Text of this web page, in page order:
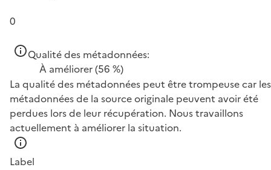
0
Qualité des métadonnées:
À améliorer(56 %)
La qualité des métadonnées peut être trompeuse car les
métadonnées de la source originale peuvent avoir été
perdues lors de leur récupération. Nous travaillons
actuellement à améliorer la situation.
Label